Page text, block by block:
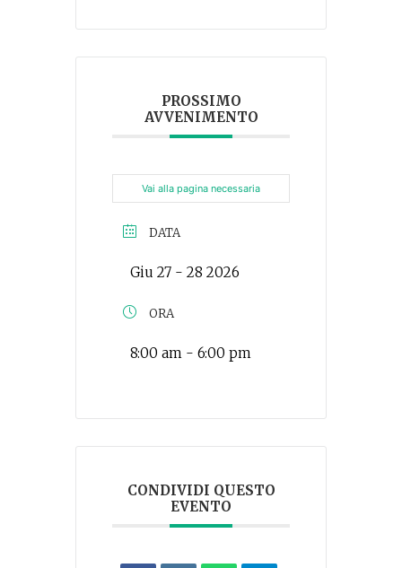
PROSSIMO
AVVENIMENTO
Vai alla pagina necessaria
DATA
Giu 27 - 28 2026
ORA
8:00 am - 6:00 pm
CONDIVIDI QUESTO
EVENTO